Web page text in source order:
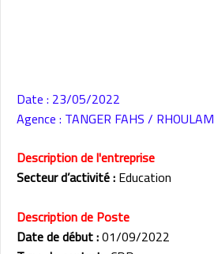
Date : 23/05/2022
Agence : TANGER FAHS / RHOULAM
Description de l'entreprise
Secteur d’activité :Education
Description de Poste
Date de début :01/09/2022